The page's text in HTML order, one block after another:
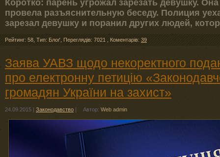
Коротко: парень угрожал зарезать девушку.
провела разъяснительную беседу. Полиция
зарезал девушку и поранил других людей,
Рейтинг: 58 Тип: Блоґ Переглядів: 7021 Коментарів: 39
Заява УАВЗ щодо некоректного
про електронну петицію
громадян України на захист»
24.09.2015 | Законодавство | Автор: Web admin